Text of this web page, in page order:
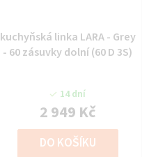
kuchyňská linka LARA - Grey
- 60 zásuvky dolní (60 D 3S)
14 dní
2 949 Kč
DO KOŠÍKU